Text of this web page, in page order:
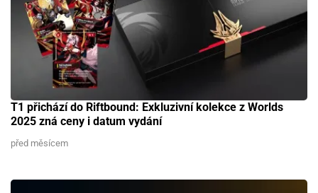
T1 přichází do Riftbound: Exkluzivní kolekce z Worlds
2025 zná ceny i datum vydání
před měsícem